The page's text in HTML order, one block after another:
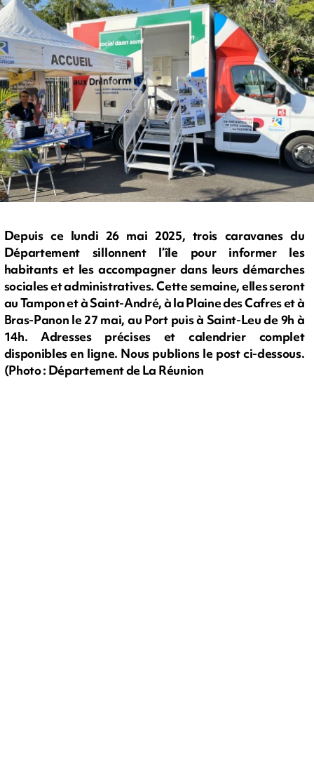
Depuis ce lundi 26 mai 2025, trois caravanes du
Département sillonnent l’île pour informer les
habitants et les accompagner dans leurs démarches
sociales et administratives. Cette semaine, elles seront
au Tampon et à Saint-André, à la Plaine des Cafres et à
Bras-Panon le 27 mai, au Port puis à Saint-Leu de 9h à
14h. Adresses précises et calendrier complet
disponibles en ligne. Nous publions le post ci-dessous.
(Photo : Département de La Réunion